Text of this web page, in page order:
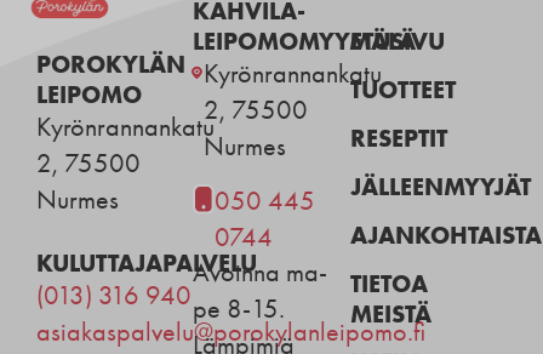
POROKYLÄN
LEIPOMO
Kyrönrannankatu
2, 75500
Nurmes
KULUTTAJAPALVELU
(013) 316 940
asiakaspalvelu@porokylanleipomo.fi
KAHVILA-
LEIPOMOMYYMÄLÄ
Kyrönrannankatu
2, 75500
Nurmes
050 445
0744
Avoinna ma-
pe 8-15.
Lämpimiä
ETUSIVU
TUOTTEET
RESEPTIT
JÄLLEENMYYJÄT
AJANKOHTAISTA
TIETOA
MEISTÄ